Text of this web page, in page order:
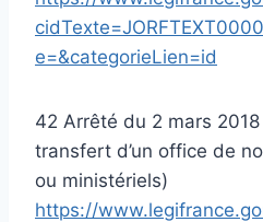
e=&categorieLien=id
42 Arrêté du 2 mars
transfert d’un office de
ou ministériels)
https://